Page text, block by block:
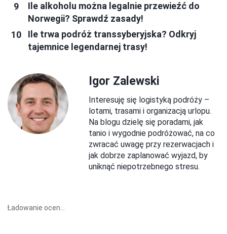
Ile alkoholu można legalnie przewieźć do
Norwegii? Sprawdź zasady!
Ile trwa podróż transsyberyjska? Odkryj
tajemnice legendarnej trasy!
Igor Zalewski
Interesuję się logistyką podróży –
lotami, trasami i organizacją urlopu.
Na blogu dzielę się poradami, jak
tanio i wygodnie podróżować, na co
zwracać uwagę przy rezerwacjach i
jak dobrze zaplanować wyjazd, by
uniknąć niepotrzebnego stresu.
Ładowanie ocen...